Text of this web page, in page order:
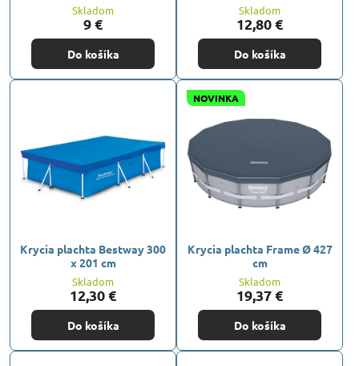
Skladom
9 €
Do košíka
Skladom
12,80 €
Do košíka
Krycia plachta Bestway 300
x 201 cm
Skladom
12,30 €
Do košíka
NOVINKA
Krycia plachta Frame Ø 427
cm
Skladom
19,37 €
Do košíka